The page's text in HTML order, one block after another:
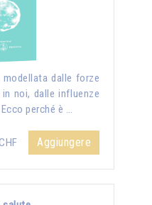
dalle forze
noi, dalle influenze
perché è …
Aggiungere